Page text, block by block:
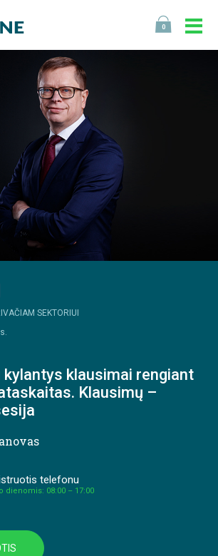
0
SEKTORIUI
kylantys klausimai rengiant
Klausimų –
telefonu
dienomis: 08:00 – 17:00